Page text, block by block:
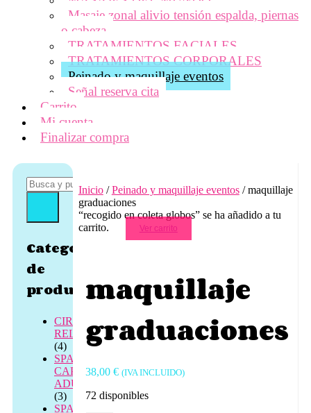
Masaje zonal alivio tensión espalda, piernas
o cabeza
TRATAMIENTOS FACIALES
TRATAMIENTOS CORPORALES
Peinado y maquillaje eventos
Señal reserva cita
Carrito
Mi cuenta
Finalizar compra
Inicio/Peinado y maquillaje eventos/ maquillaje
graduaciones
“recogido en coleta globos” se ha añadido a tu
carrito.
Ver carrito
maquillaje
graduaciones
38,00 € (IVA INCLUIDO)
72 disponibles
Categorías
de
producto
CIRCUITOS
RELAX
(4)
SPA
CAPILAR
ADULTOS
(3)
SPA